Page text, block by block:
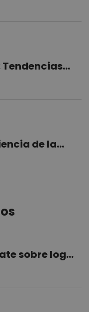
de la...
sobre log...